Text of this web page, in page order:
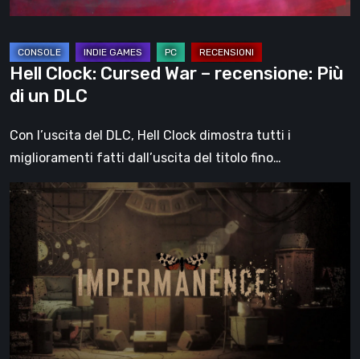
un
Hell Clock: Cursed War – recensione: Più
di un DLC
Con l’uscita del DLC, Hell Clock dimostra tutti i
miglioramenti fatti dall’uscita del titolo fino…
Impermanence:
costruire
santuario
nel
teatro
dei
fantasmi